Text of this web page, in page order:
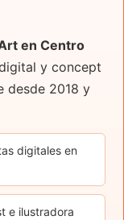
en Centro
y concept
desde 2018 y
digitales en
e ilustradora